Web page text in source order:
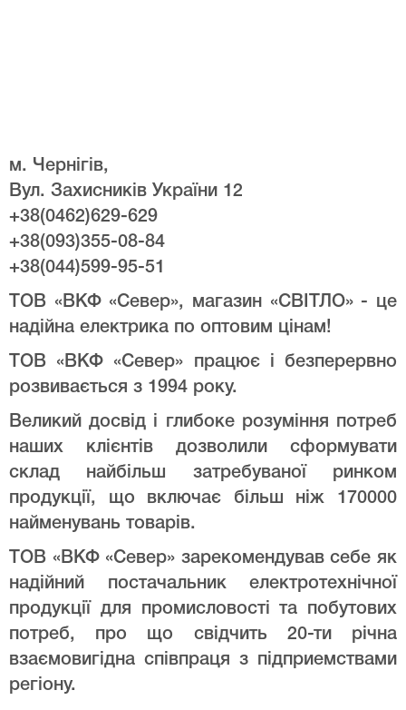
м. Чернігів,
Вул. Захисників України 12
+38(0462)629-629
+38(093)355-08-84
+38(044)599-95-51
ТОВ «ВКФ «Север», магазин «СВІТЛО» - це
надійна електрика по оптовим цінам!
ТОВ «ВКФ «Север» працює і безперервно
розвивається з 1994 року.
Великий досвід і глибоке розуміння потреб
наших клієнтів дозволили сформувати
склад найбільш затребуваної ринком
продукції, що включає більш ніж 170000
найменувань товарів.
ТОВ «ВКФ «Север» зарекомендував себе як
надійний постачальник електротехнічної
продукції для промисловості та побутових
потреб, про що свідчить 20-ти річна
взаємовигідна співпраця з підприемствами
регіону.